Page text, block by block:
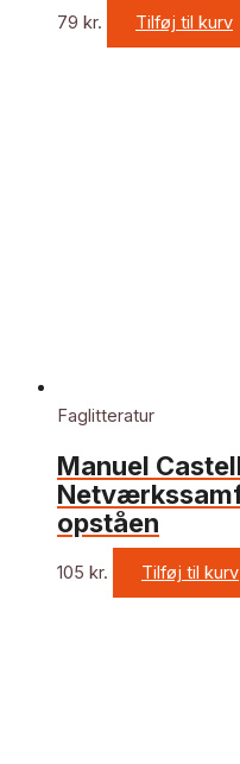
79 kr. Tilføj til kurv
Faglitteratur
Manuel
opståen
105 kr. Tilføj til kurv